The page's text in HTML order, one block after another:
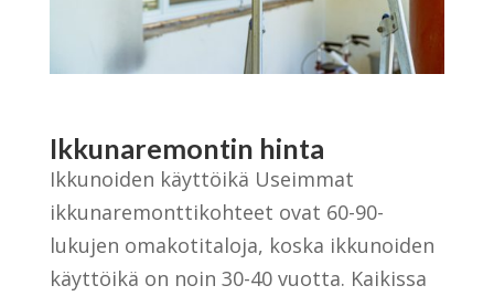
Ikkunaremontin hinta
Ikkunoiden käyttöikä Useimmat
ikkunaremonttikohteet ovat 60-90-
lukujen omakotitaloja, koska ikkunoiden
käyttöikä on noin 30-40 vuotta. Kaikissa